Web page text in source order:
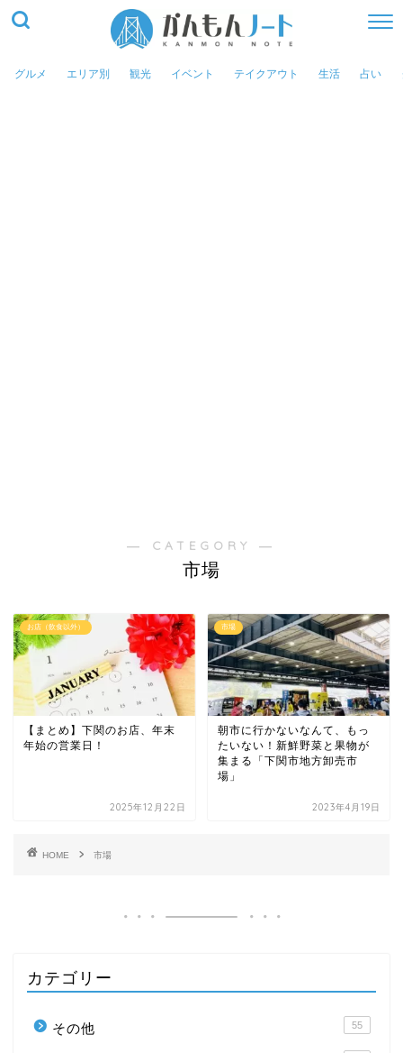
グルメ エリア別 観光 イベント テイクアウト 生活 占い
― CATEGORY ―
市場
お店（飲食以外）
【まとめ】下関のお店、年末
年始の営業日！
2025年12月22日
市場
朝市に行かないなんて、もっ
たいない！新鮮野菜と果物が
集まる「下関市地方卸売市
場」
2023年4月19日
HOME 市場
カテゴリー
その他 55